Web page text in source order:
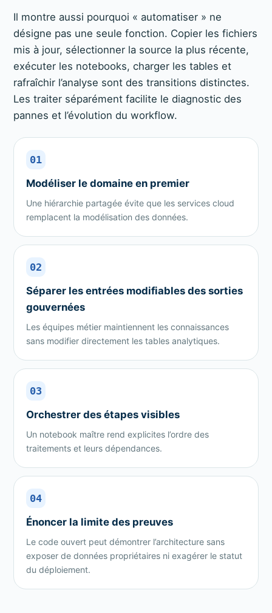
Il montre aussi pourquoi « automatiser » ne
désigne pas une seule fonction. Copier les fichiers
mis à jour, sélectionner la source la plus récente,
exécuter les notebooks, charger les tables et
rafraîchir l’analyse sont des transitions distinctes.
Les traiter séparément facilite le diagnostic des
pannes et l’évolution du workflow.
01
Modéliser le domaine en premier
Une hiérarchie partagée évite que les services cloud
remplacent la modélisation des données.
02
Séparer les entrées modifiables des sorties
gouvernées
Les équipes métier maintiennent les connaissances
sans modifier directement les tables analytiques.
03
Orchestrer des étapes visibles
Un notebook maître rend explicites l’ordre des
traitements et leurs dépendances.
04
Énoncer la limite des preuves
Le code ouvert peut démontrer l’architecture sans
exposer de données propriétaires ni exagérer le statut
du déploiement.